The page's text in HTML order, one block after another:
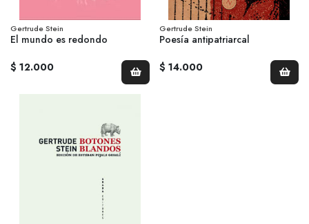
Gertrude Stein
El mundo es redondo
$ 12.000
Gertrude Stein
Poesía antipatriarcal
$ 14.000